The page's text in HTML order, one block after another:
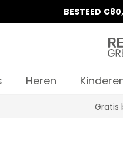
BESTEED
Heren
10%